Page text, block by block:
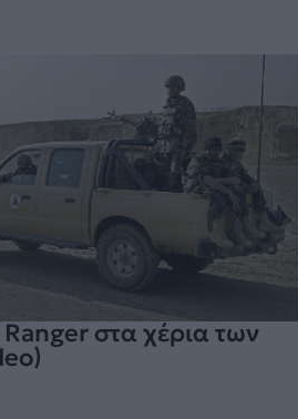
στα χέρια των